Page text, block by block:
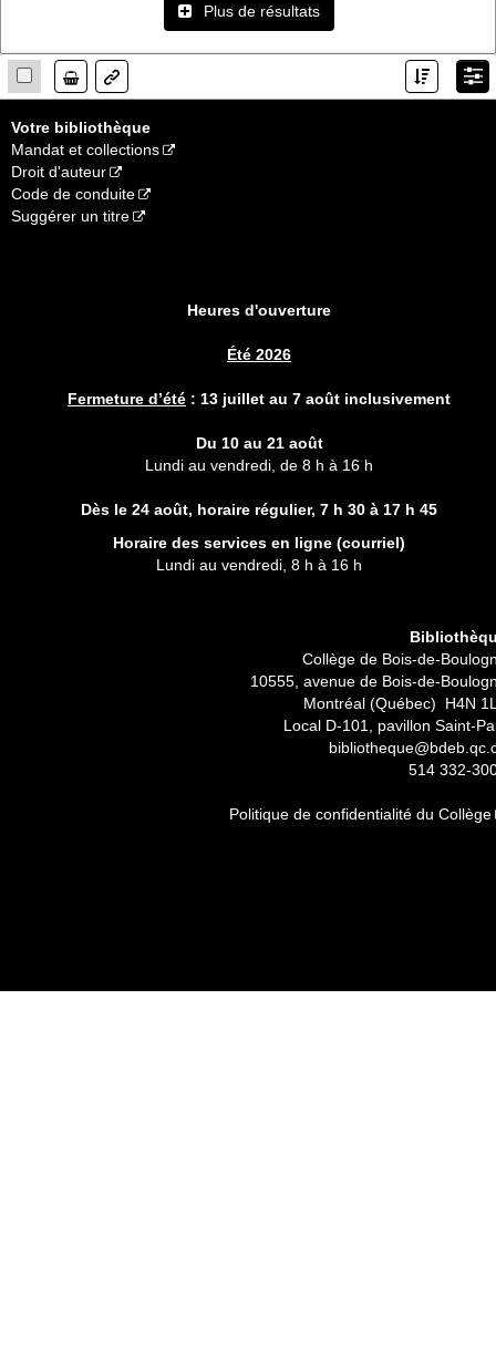
Plus de résultats
Lien
Votre bibliothèque
Mandat et collections
Droit d'auteur
Code de conduite
Suggérer un titre
Heures d'ouverture
Été 2026
Fermeture d’été : 13 juillet au 7 août inclusivement
Du 10 au 21 août
Lundi au vendredi, de 8 h à 16 h
Dès le 24 août, horaire régulier, 7 h 30 à 17 h 45
Horaire des services en ligne (courriel)
Lundi au vendredi, 8 h à 16 h
Collège de Bois-de-
10555, avenue de Bois-de-
Montréal (Québec) H4N
Local D-101, pavillon Saint-
514 332-
Politique de confidentialité du Collège